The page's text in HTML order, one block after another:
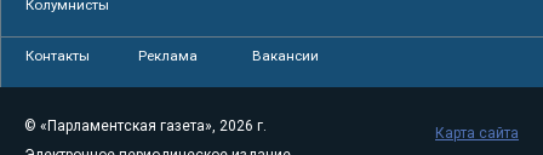
Колумнисты
Контакты Реклама Вакансии
© «Парламентская газета», 2026 г.
Карта сайта